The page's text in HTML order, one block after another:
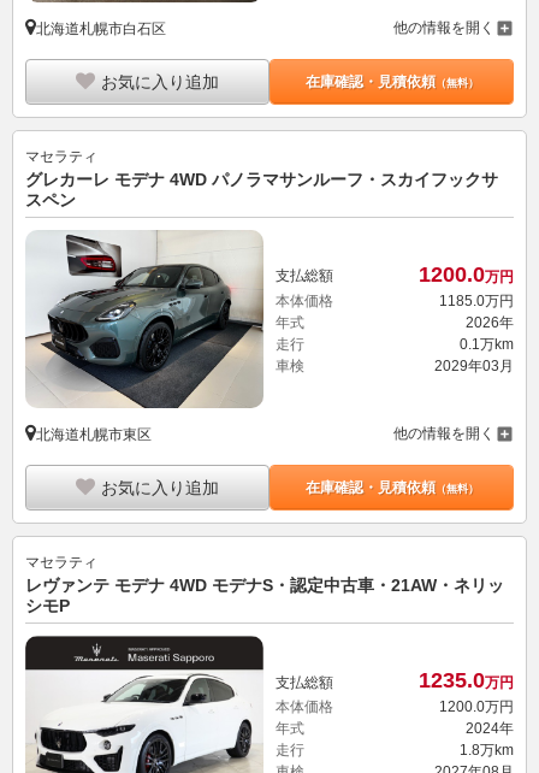
北海道札幌市白石区 他の情報を開く
お気に入り追加 在庫確認・見積依頼（無料）
マセラティ
グレカーレ モデナ 4WD パノラマサンルーフ・スカイフックサ
スペン
支払総額 1200.0万円
本体価格
1185. 0万円
年式
2026年
走行
0.1万km
車検
2029年03月
北海道札幌市東区 他の情報を開く
お気に入り追加 在庫確認・見積依頼（無料）
マセラティ
レヴァンテ モデナ 4WD モデナS・認定中古車・21AW・ネリッ
シモP
支払総額 1235.0万円
本体価格
1200.0万円
年式
2024年
走行
1.8万km